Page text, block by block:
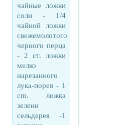
чайные ложки
соли - 1/4
чайной ложки
свежемолотого
черного перца
- 2 cт. ложки
мелко
нарезанного
лука-порея - 1
cm. ложка
зелени
сельдерея -1